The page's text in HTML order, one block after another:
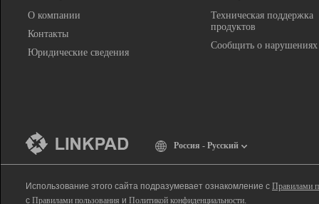
О компании
Контакты
Юридические сведения
Техническая поддержка
продуктов
Сообщить о нарушениях
Россия - Русский
Использование этого сайта подразумевает ознакомление с Правилами
с Правилами пользования и Политикой конфиденциальности.